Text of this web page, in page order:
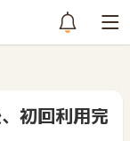
初回利用完